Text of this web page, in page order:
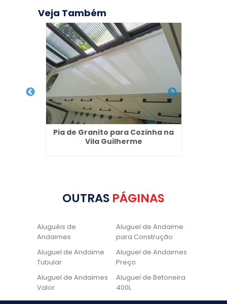
Veja Também
Pia de Granito para Cozinha na
Vila Guilherme
OUTRAS PÁGINAS
Aluguéis de
Andaimes
Aluguel de Andaime
para Construção
Aluguel de Andaime
Tubular
Aluguel de Andaimes
Preço
Aluguel de Andaimes
Valor
Aluguel de Betoneira
400L